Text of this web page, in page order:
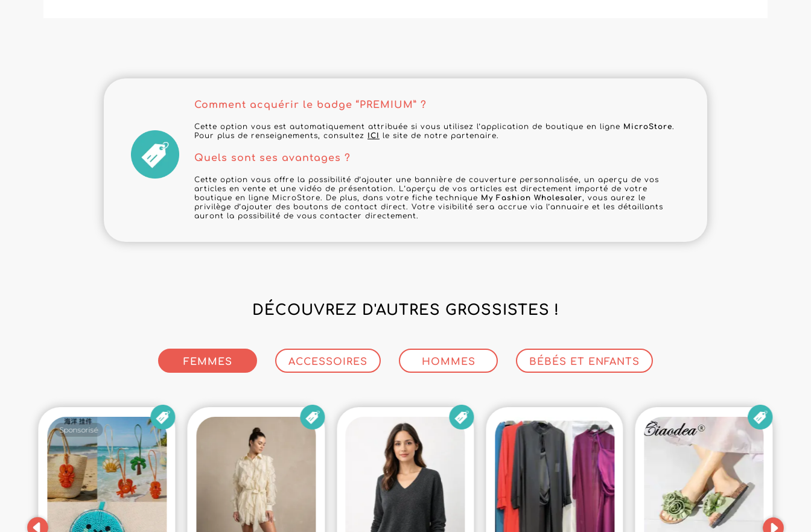
Comment acquérir le badge “PREMIUM” ?
Cette option vous est automatiquement attribuée si vous utilisez l’application de boutique en ligne MicroStore.
Pour plus de renseignements, consultez ICI le site de notre partenaire.
Quels sont ses avantages ?
Cette option vous offre la possibilité d’ajouter une bannière de couverture personnalisée, un aperçu de vos
articles en vente et une vidéo de présentation. L’aperçu de vos articles est directement importé de votre
boutique en ligne MicroStore. De plus, dans votre fiche technique My Fashion Wholesaler, vous aurez le
privilège d’ajouter des boutons de contact direct. Votre visibilité sera accrue via l’annuaire et les détaillants
auront la possibilité de vous contacter directement.
DÉCOUVREZ D'AUTRES GROSSISTES !
FEMMES ACCESSOIRES HOMMES BÉBÉS ET ENFANTS
Sponsorisé